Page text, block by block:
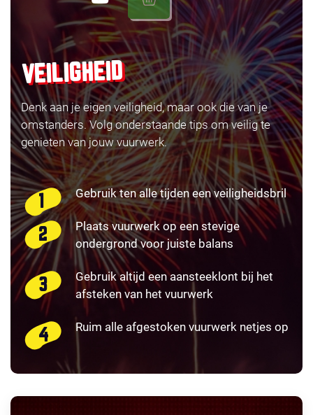
VEILIGHEID
Denk aan je eigen veiligheid, maar ook die van je
omstanders. Volg onderstaande tips om veilig te
genieten van jouw vuurwerk.
Gebruik ten alle tijden een veiligheidsbril
Plaats vuurwerk op een stevige
ondergrond voor juiste balans
Gebruik altijd een aansteeklont bij het
afsteken van het vuurwerk
Ruim alle afgestoken vuurwerk netjes op